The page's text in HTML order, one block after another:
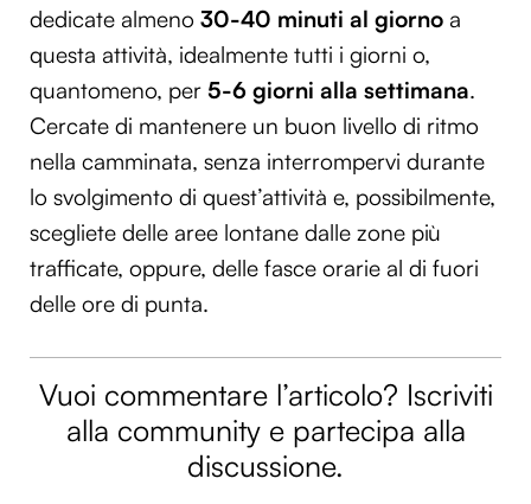
dedicate almeno 30-40 minuti al giorno a
questa attività, idealmente tutti i giorni o,
quantomeno, per 5-6 giorni alla settimana.
Cercate di mantenere un buon livello di ritmo
nella camminata, senza interrompervi durante
lo svolgimento di quest’attività e, possibilmente,
scegliete delle aree lontane dalle zone più
trafficate, oppure, delle fasce orarie al di fuori
delle ore di punta.
Vuoi commentare l’articolo? Iscriviti
alla community e partecipa alla
discussione.